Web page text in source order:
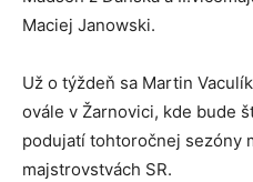
Maciej Janowski.
Už o týždeň sa Martin
ovále v Žarnovici, kde bude
podujatí tohtoročnej sezóny
majstrovstvách SR.